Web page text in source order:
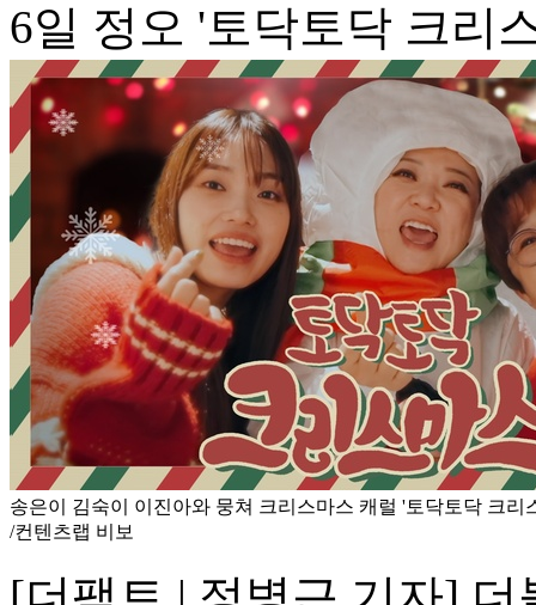
6일 정오 '토닥토닥 크리
송은이 김숙이 이진아와 뭉쳐 크리스마스 캐럴 '토닥토닥 크리
/컨텐츠랩 비보